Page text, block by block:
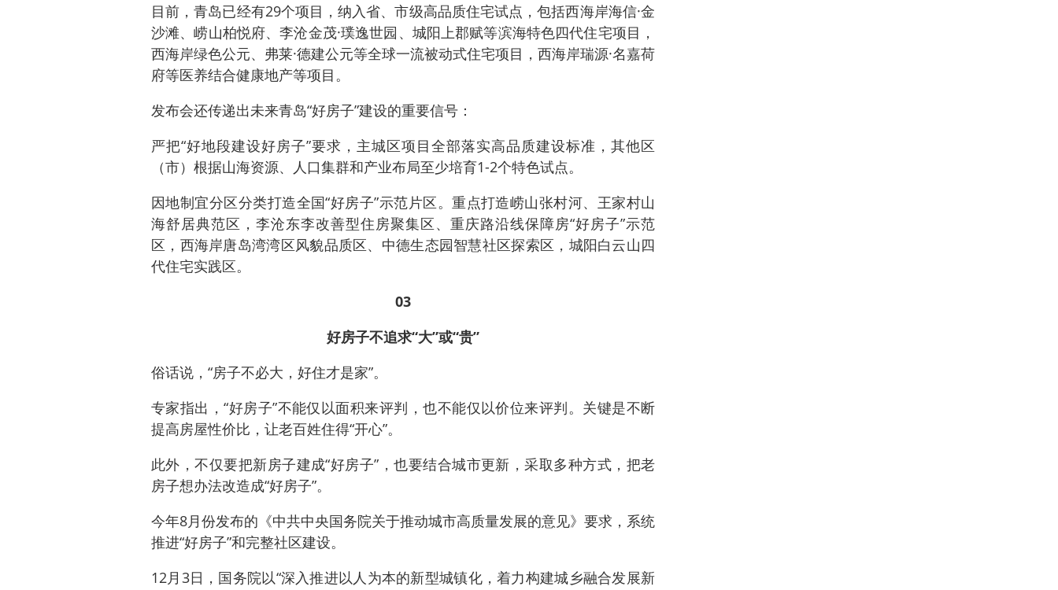
目前，青岛已经有29个项目，纳入省、市级高品质住宅试点，包括西海岸海信·金
沙滩、崂山柏悦府、李沧金茂·璞逸世园、城阳上郡赋等滨海特色四代住宅项目，
西海岸绿色公元、弗莱·德建公元等全球一流被动式住宅项目，西海岸瑞源·名嘉荷
府等医养结合健康地产等项目。
发布会还传递出未来青岛“好房子”建设的重要信号：
严把“好地段建设好房子”要求，主城区项目全部落实高品质建设标准，其他区
（市）根据山海资源、人口集群和产业布局至少培育1-2个特色试点。
因地制宜分区分类打造全国“好房子”示范片区。重点打造崂山张村河、王家村山
海舒居典范区，李沧东李改善型住房聚集区、重庆路沿线保障房“好房子”示范
区，西海岸唐岛湾湾区风貌品质区、中德生态园智慧社区探索区，城阳白云山四
代住宅实践区。
03
好房子不追求“大”或“贵”
俗话说，“房子不必大，好住才是家”。
专家指出，“好房子”不能仅以面积来评判，也不能仅以价位来评判。关键是不断
提高房屋性价比，让老百姓住得“开心”。
此外，不仅要把新房子建成“好房子”，也要结合城市更新，采取多种方式，把老
房子想办法改造成“好房子”。
今年8月份发布的《中共中央国务院关于推动城市高质量发展的意见》要求，系统
推进“好房子”和完整社区建设。
12月3日，国务院以“深入推进以人为本的新型城镇化，着力构建城乡融合发展新